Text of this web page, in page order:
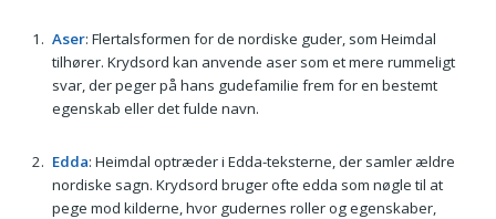
Aser: Flertalsformen for de nordiske guder, som Heimdal
tilhører. Krydsord kan anvende aser som et mere rummeligt
svar, der peger på hans gudefamilie frem for en bestemt
egenskab eller det fulde navn.
Edda: Heimdal optræder i Edda-teksterne, der samler ældre
nordiske sagn. Krydsord bruger ofte edda som nøgle til at
pege mod kilderne, hvor gudernes roller og egenskaber,